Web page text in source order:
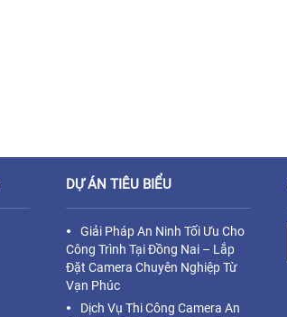
DỰ ÁN TIÊU BIỂU
Giải Pháp An Ninh Tối Ưu Cho
Công Trình Tại Đồng Nai – Lắp
Đặt Camera Chuyên Nghiệp Từ
Vạn Phúc
Dịch Vụ Thi Công Camera An